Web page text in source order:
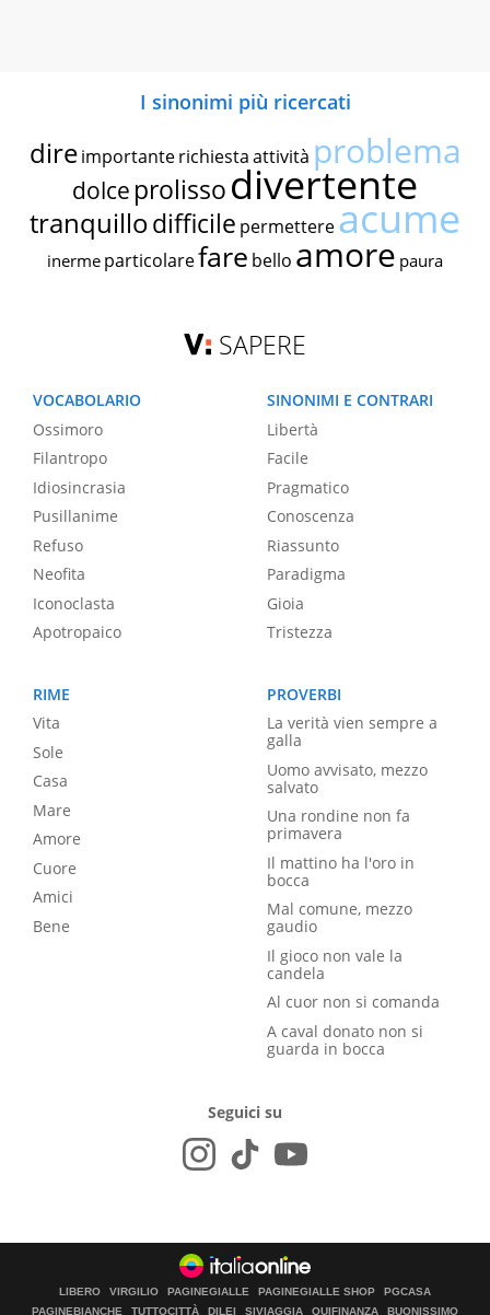
I sinonimi più ricercati
dire importante richiestaattività problema
dolce prolissodivertente
tranquillodifficile permettereacume
inerme particolarefare bello amore paura
SAPERE
VOCABOLARIO
Ossimoro
Filantropo
Idiosincrasia
Pusillanime
Refuso
Neofita
Iconoclasta
Apotropaico
SINONIMI E CONTRARI
Libertà
Facile
Pragmatico
Conoscenza
Riassunto
Paradigma
Gioia
Tristezza
RIME
Vita
Sole
Casa
Mare
Amore
Cuore
Amici
Bene
PROVERBI
La verità vien sempre a
galla
Uomo avvisato, mezzo
salvato
Una rondine non fa
primavera
Il mattino ha l'oro in
bocca
Mal comune, mezzo
gaudio
Il gioco non vale la
candela
Al cuor non si comanda
A caval donato non si
guarda in bocca
Seguici su
LIBERO VIRGILIO PAGINEGIALLE PAGINEGIALLE SHOP
PGCASA
PAGINEBIANCHE
TUTTOCITTÀ DILEI SIVIAGGIA QUIFINANZA BUONISSIMO